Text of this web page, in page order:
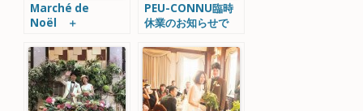
Marché de
Noël ＋
PEU-CONNU臨時
休業のお知らせで